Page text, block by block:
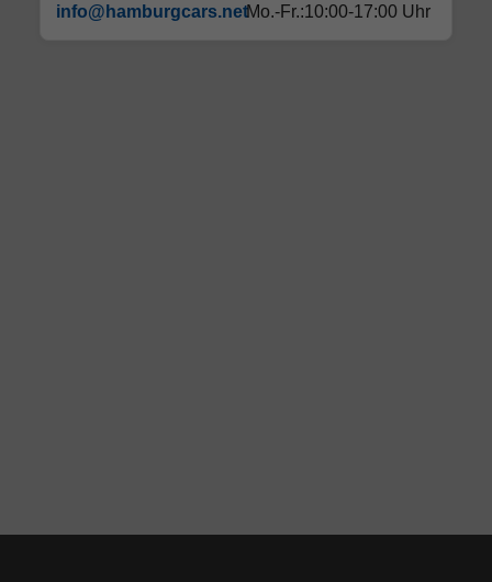
info@hamburgcars.netMo.-Fr.:10:00-17:00 Uhr